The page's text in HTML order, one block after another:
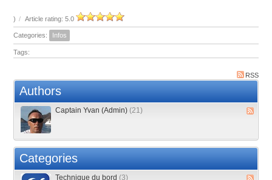
) / Article rating: 5.0
Categories: Infos
Tags:
RSS
Authors
Captain Yvan (Admin) (21)
Categories
Technique du bord (3)